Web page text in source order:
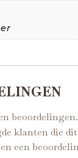
beoordelingen.
klanten die
een